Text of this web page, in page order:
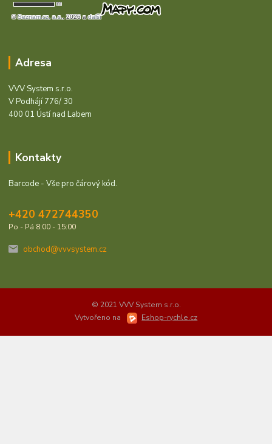
Adresa
VVV System s.r.o.
V Podhájí 776/ 30
400 01 Ústí nad Labem
Kontakty
Barcode - Vše pro čárový kód.
+420 472744350
Po - Pá 8:00 - 15:00
obchod@vvvsystem.cz
© 2021 VVV System s.r.o.
Vytvořeno na
Eshop-rychle.cz